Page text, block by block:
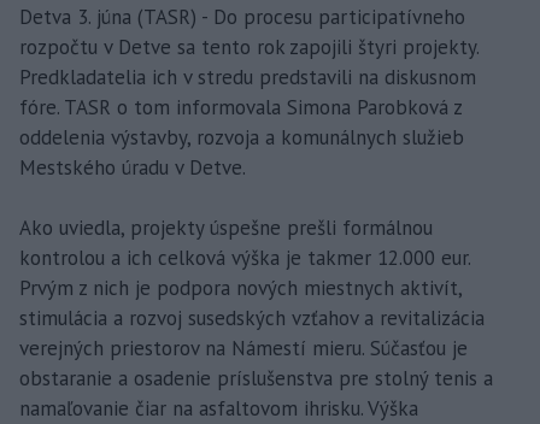
Detva 3. júna (TASR) - Do procesu participatívneho
rozpočtu v Detve sa tento rok zapojili štyri projekty.
Predkladatelia ich v stredu predstavili na diskusnom
fóre. TASR o tom informovala Simona Parobková z
oddelenia výstavby, rozvoja a komunálnych služieb
Mestského úradu v Detve.
Ako uviedla, projekty úspešne prešli formálnou
kontrolou a ich celková výška je takmer 12.000 eur.
Prvým z nich je podpora nových miestnych aktivít,
stimulácia a rozvoj susedských vzťahov a revitalizácia
verejných priestorov na Námestí mieru. Súčasťou je
obstaranie a osadenie príslušenstva pre stolný tenis a
namaľovanie čiar na asfaltovom ihrisku. Výška